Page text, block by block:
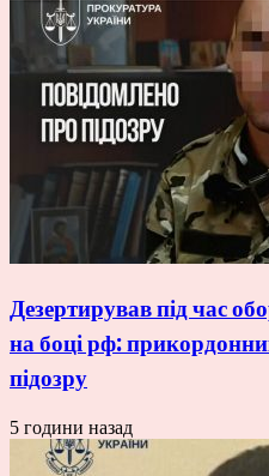
Дезертирував під час
на боці рф:
підозру
5 години назад